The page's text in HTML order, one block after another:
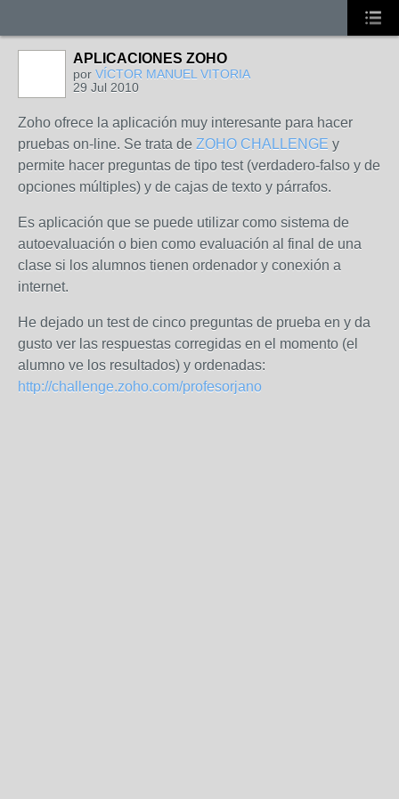
APLICACIONES ZOHO
por VÍCTOR MANUEL VITORIA
29 Jul 2010
Zoho ofrece la aplicación muy interesante para hacer
pruebas on-line. Se trata de ZOHO CHALLENGE y
permite hacer preguntas de tipo test (verdadero-falso y de
opciones múltiples) y de cajas de texto y párrafos.
Es aplicación que se puede utilizar como sistema de
autoevaluación o bien como evaluación al final de una
clase si los alumnos tienen ordenador y conexión a
internet.
He dejado un test de cinco preguntas de prueba en y da
gusto ver las respuestas corregidas en el momento (el
alumno ve los resultados) y ordenadas:
http://challenge.zoho.com/profesorjano